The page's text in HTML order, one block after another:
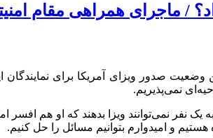
/ ماجرای همراهی مقام
وضعیت صدور ویزای آمریکا برای
نمی‌پذیریم.
یک نفر نمی‌توانند ویزا بدهند که او هم
و امیدوارم بتوانیم مسائل را حل کنیم.